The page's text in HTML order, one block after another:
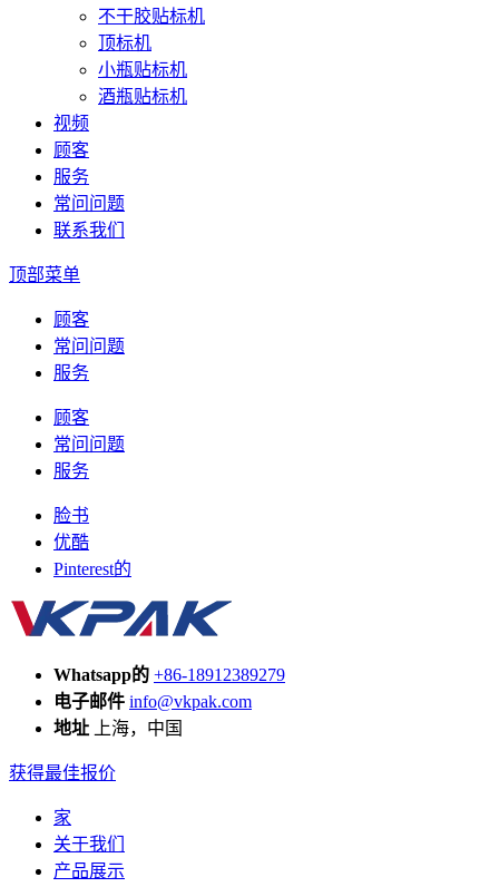
不干胶贴标机
顶标机
小瓶贴标机
酒瓶贴标机
视频
顾客
服务
常问问题
联系我们
顶部菜单
顾客
常问问题
服务
顾客
常问问题
服务
脸书
优酷
Pinterest的
Whatsapp的 +86-18912389279
电子邮件 info@vkpak.com
地址 上海，中国
获得最佳报价
家
关于我们
产品展示